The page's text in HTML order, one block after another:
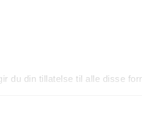
du din tillatelse til alle disse